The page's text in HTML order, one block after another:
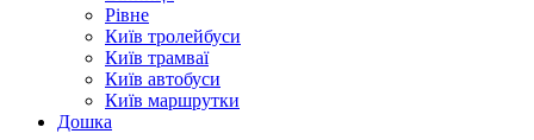
Рівне
Київ тролейбуси
Київ трамваї
Київ автобуси
Київ маршрутки
Дошка